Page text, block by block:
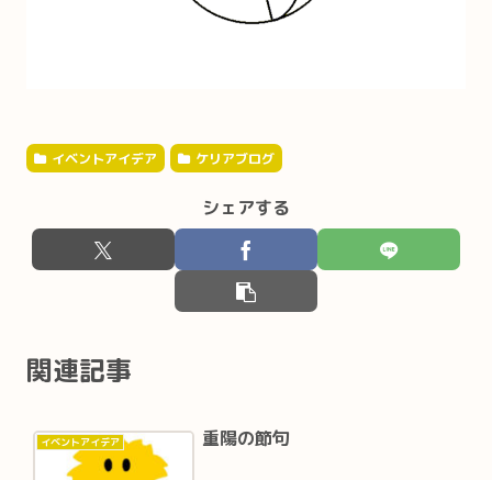
イベントアイデア ケリアブログ
シェアする
関連記事
イベントアイデア 重陽の節句